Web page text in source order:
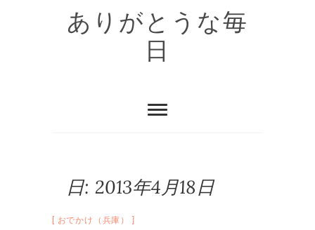
ありがとうな毎
日
日: 2013年4月18日
おでかけ（兵庫）